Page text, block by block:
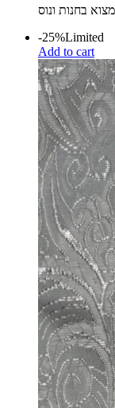
-25%Limited
Add to cart